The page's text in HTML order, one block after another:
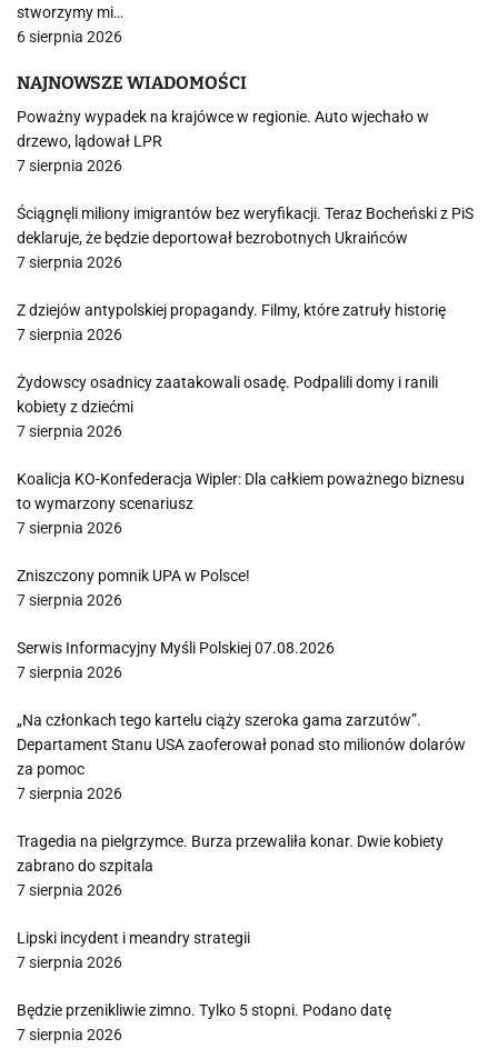
stworzymy mi…
6 sierpnia 2026
NAJNOWSZE WIADOMOŚCI
Poważny wypadek na krajówce w regionie. Auto wjechało w
drzewo, lądował LPR
7 sierpnia 2026
Ściągnęli miliony imigrantów bez weryfikacji. Teraz Bocheński z PiS
deklaruje, że będzie deportował bezrobotnych Ukraińców
7 sierpnia 2026
Z dziejów antypolskiej propagandy. Filmy, które zatruły historię
7 sierpnia 2026
Żydowscy osadnicy zaatakowali osadę. Podpalili domy i ranili
kobiety z dziećmi
7 sierpnia 2026
Koalicja KO-Konfederacja Wipler: Dla całkiem poważnego biznesu
to wymarzony scenariusz
7 sierpnia 2026
Zniszczony pomnik UPA w Polsce!
7 sierpnia 2026
Serwis Informacyjny Myśli Polskiej 07.08.2026
7 sierpnia 2026
„Na członkach tego kartelu ciąży szeroka gama zarzutów”.
Departament Stanu USA zaoferował ponad sto milionów dolarów
za pomoc
7 sierpnia 2026
Tragedia na pielgrzymce. Burza przewaliła konar. Dwie kobiety
zabrano do szpitala
7 sierpnia 2026
Lipski incydent i meandry strategii
7 sierpnia 2026
Będzie przenikliwie zimno. Tylko 5 stopni. Podano datę
7 sierpnia 2026